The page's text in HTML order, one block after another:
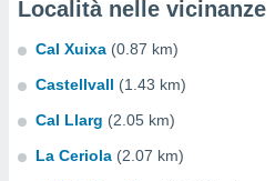
Località nelle vicinanze
Cal Xuixa (0.87 km)
Castellvall (1.43 km)
Cal Llarg (2.05 km)
La Ceriola (2.07 km)